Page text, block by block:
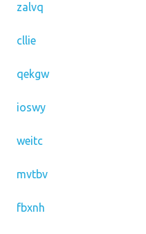
zalvq
cllie
qekgw
ioswy
weitc
mvtbv
fbxnh